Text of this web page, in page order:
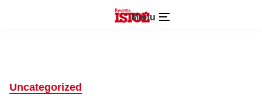
Menu
Uncategorized